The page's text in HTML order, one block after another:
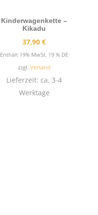
Kinderwagenkette –
Kikadu
37,90€
Enthält 19% MwSt. 19 % DE
zzgl. Versand
Lieferzeit: ca. 3-4
Werktage